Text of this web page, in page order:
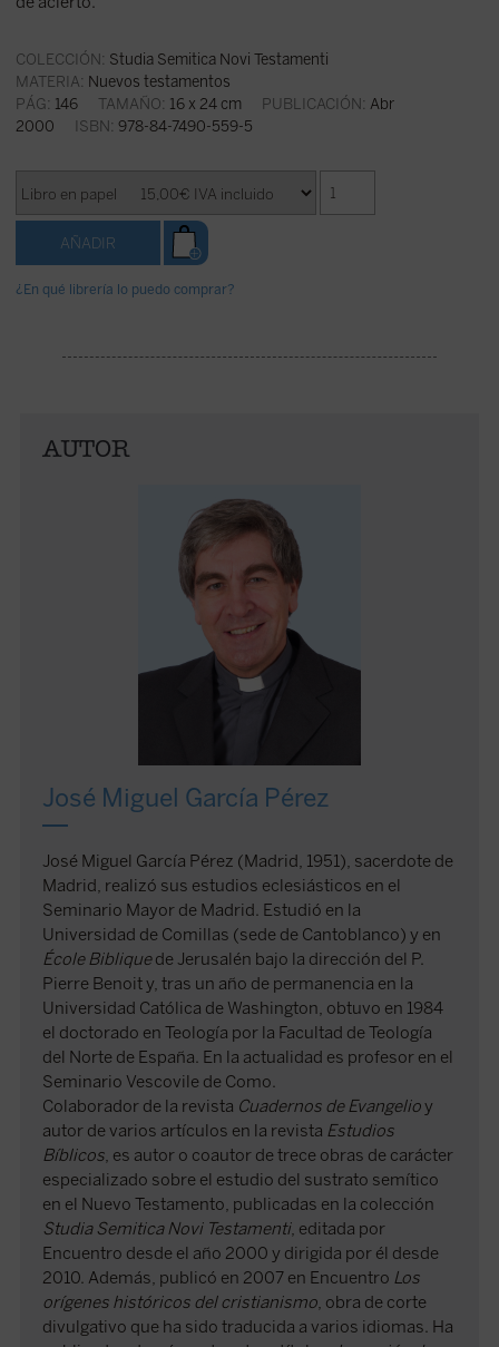
COLECCIÓN: Studia Semitica Novi Testamenti
MATERIA: Nuevos testamentos
PÁG: 146 TAMAÑO: 16 x 24 cm PUBLICACIÓN: Abr
2000 ISBN: 978-84-7490-559-5
¿En qué librería lo puedo comprar?
AUTOR
José Miguel García Pérez
José Miguel García Pérez (Madrid, 1951), sacerdote de
Madrid, realizó sus estudios eclesiásticos en el
Seminario Mayor de Madrid. Estudió en la
Universidad de Comillas (sede de Cantoblanco) y en
École Bibliquede Jerusalén bajo la dirección del P.
Pierre Benoit y, tras un año de permanencia en la
Universidad Católica de Washington, obtuvo en 1984
el doctorado en Teología por la Facultad de Teología
del Norte de España. En la actualidad es profesor en el
Seminario Vescovile de Como.
Colaborador de la revista Cuadernos de Evangelioy
autor de varios artículos en la revista Estudios
Bíblicos , es autor o coautor de trece obras de carácter
especializado sobre el estudio del sustrato semítico
en el Nuevo Testamento, publicadas en la colección
Studia Semitica Novi Testamenti, editada por
Encuentro desde el año 2000 y dirigida por él desde
2010. Además, publicó en 2007 en Encuentro Los
orígenes históricos del cristianismo , obra de corte
divulgativo que ha sido traducida a varios idiomas. Ha